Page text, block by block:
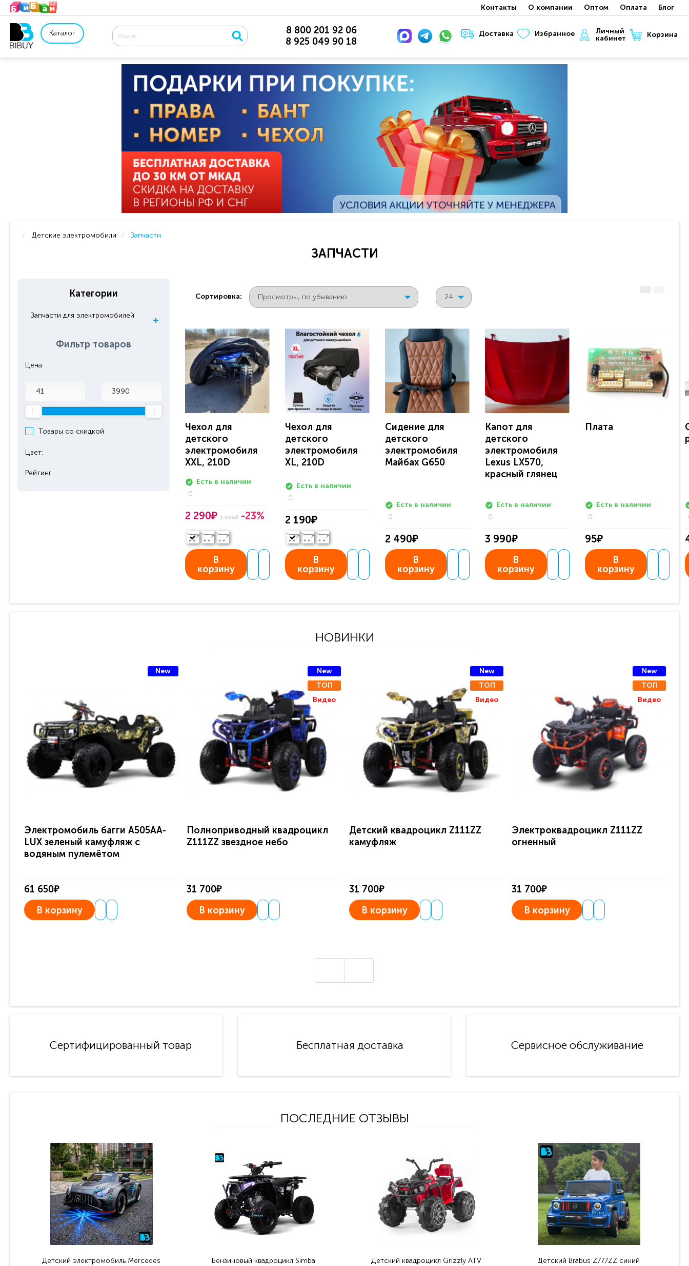
Контакты О компании Оптом Оплата Блог
Каталог
8 800 201 92 06
8 925 049 90 18
Доставка Избранное
Личный
кабинет
Корзина
Детские электромобили Запчасти
ЗАПЧАСТИ
Категории
Запчасти для электромобилей
Фильтр товаров
Цена
Товары со скидкой
Цвет:
Рейтинг
Сортировка:
Чехол для
детского
электромобиля
XXL, 210D
Есть в наличии
0
2 290₽ 2 990₽ -23%
В
корзину
Чехол для
детского
электромобиля
XL, 210D
Есть в наличии
0
2 190₽
В
корзину
Сидение для
детского
электромобиля
Майбах G650
Есть в наличии
0
2 490₽
В
корзину
Капот для
детского
электромобиля
Lexus LX570,
красный глянец
Есть в наличии
0
3 990₽
В
корзину
Плата
Есть в наличии
0
95₽
В
корзину
НОВИНКИ
New
Электромобиль багги A505AA-
LUX зеленый камуфляж с
водяным пулемётом
61 650₽
В корзину
New
ТОП
Видео
Полноприводный квадроцикл
Z111ZZ звездное небо
31 700₽
В корзину
New
ТОП
Видео
Детский квадроцикл Z111ZZ
камуфляж
31 700₽
В корзину
New
ТОП
Видео
Электроквадроцикл Z111ZZ
огненный
31 700₽
В корзину
Сертифицированный товар Бесплатная доставка Сервисное обслуживание
ПОСЛЕДНИЕ ОТЗЫВЫ
Детский электромобиль Mercedes
Бензиновый квадроцикл Simba
Детский квадроцикл Grizzly ATV
Детский Brabus Z777ZZ синий